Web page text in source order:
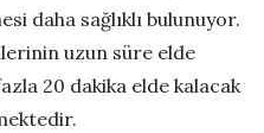
daha sağlıklı bulunuyor.
uzun süre elde
20 dakika elde kalacak